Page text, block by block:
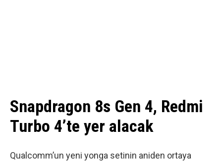
Snapdragon 8s Gen 4, Redmi
Turbo 4’te yer alacak
Qualcomm’un yeni yonga setinin aniden ortaya